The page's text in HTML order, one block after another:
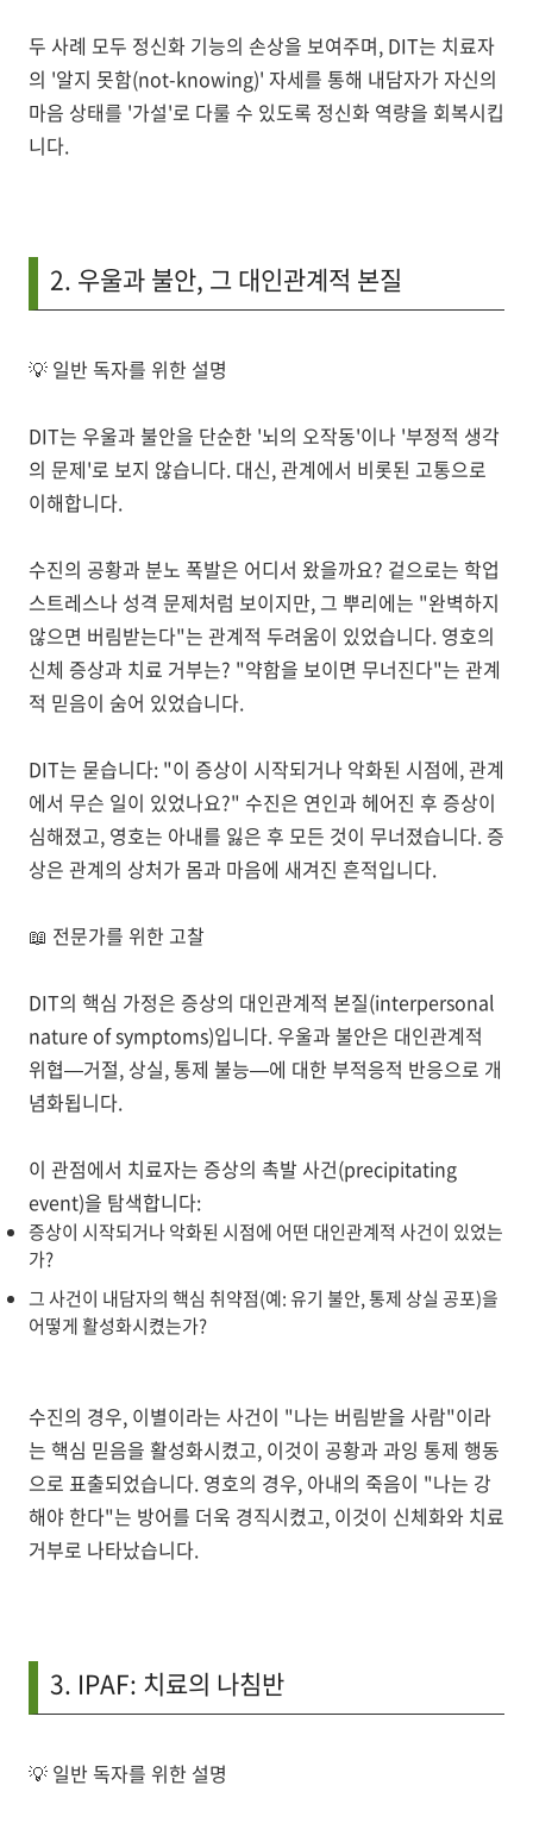
두 사례 모두 정신화 기능의 손상을 보여주며, DIT는 치료자
의 '알지 못함(not-knowing)' 자세를 통해 내담자가 자신의
마음 상태를 '가설'로 다룰 수 있도록 정신화 역량을 회복시킵
니다.
2. 우울과 불안, 그 대인관계적 본질
💡 일반 독자를 위한 설명
DIT는 우울과 불안을 단순한 '뇌의 오작동'이나 '부정적 생각
의 문제'로 보지 않습니다. 대신,관계에서 비롯된 고통으로
이해합니다.
수진의 공황과 분노 폭발은 어디서 왔을까요? 겉으로는 학업
스트레스나 성격 문제처럼 보이지만, 그 뿌리에는 "완벽하지
않으면 버림받는다"는 관계적 두려움이 있었습니다. 영호의
신체 증상과 치료 거부는? "약함을 보이면 무너진다"는 관계
적 믿음이 숨어 있었습니다.
DIT는 묻습니다: "이 증상이 시작되거나 악화된 시점에, 관계
에서 무슨 일이 있었나요?" 수진은 연인과 헤어진 후 증상이
심해졌고, 영호는 아내를 잃은 후 모든 것이 무너졌습니다. 증
상은 관계의 상처가 몸과 마음에 새겨진 흔적입니다.
📖 전문가를 위한 고찰
DIT의 핵심 가정은 증상의 대인관계적 본질(interpersonal
nature of symptoms)입니다. 우울과 불안은 대인관계적
위협—거절, 상실, 통제 불능—에 대한 부적응적 반응으로 개
념화됩니다.
이 관점에서 치료자는 증상의 촉발 사건(precipitating
event)을 탐색합니다:
증상이 시작되거나 악화된 시점에 어떤 대인관계적 사건이 있었는
가?
그 사건이 내담자의 핵심 취약점(예: 유기 불안, 통제 상실 공포)을
어떻게 활성화시켰는가?
수진의 경우, 이별이라는 사건이 "나는 버림받을 사람"이라
는 핵심 믿음을 활성화시켰고, 이것이 공황과 과잉 통제 행동
으로 표출되었습니다. 영호의 경우, 아내의 죽음이 "나는 강
해야 한다"는 방어를 더욱 경직시켰고, 이것이 신체화와 치료
거부로 나타났습니다.
3. IPAF: 치료의 나침반
💡 일반 독자를 위한 설명